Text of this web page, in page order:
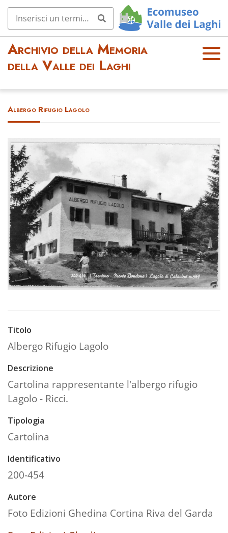
Archivio della Memoria
della Valle dei Laghi
OPE
Albergo Rifugio Lagolo
Titolo
Albergo Rifugio Lagolo
Descrizione
Cartolina rappresentante l'albergo rifugio
Lagolo - Ricci.
Tipologia
Cartolina
Identificativo
200-454
Autore
Foto Edizioni Ghedina Cortina Riva del Garda